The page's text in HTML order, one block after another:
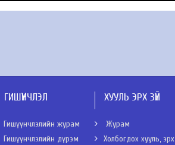
ГИШҮҮНЧЛЭЛ
Гишүүнчлэлийн журам
Гишүүнчлэлийн дүрэм
ХУУЛЬ ЭРХ ЗҮЙ
Журам
Холбогдох хууль, эрх